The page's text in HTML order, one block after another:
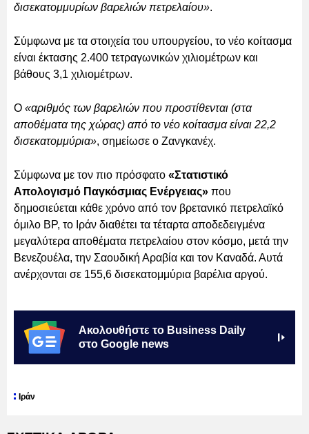
δισεκατομμυρίων βαρελιών πετρελαίου».
Σύμφωνα με τα στοιχεία του υπουργείου, το νέο κοίτασμα
είναι έκτασης 2.400 τετραγωνικών χιλιομέτρων και
βάθους 3,1 χιλιομέτρων.
Ο «αριθμός των βαρελιών που προστίθενται (στα
αποθέματα της χώρας) από το νέο κοίτασμα είναι 22,2
δισεκατομμύρια», σημείωσε ο Ζανγκανέχ.
Σύμφωνα με τον πιο πρόσφατο «Στατιστικό
Απολογισμό Παγκόσμιας Ενέργειας» που
δημοσιεύεται κάθε χρόνο από τον βρετανικό πετρελαϊκό
όμιλο BP, το Ιράν διαθέτει τα τέταρτα αποδεδειγμένα
μεγαλύτερα αποθέματα πετρελαίου στον κόσμο, μετά την
Βενεζουέλα, την Σαουδική Αραβία και τον Καναδά. Αυτά
ανέρχονται σε 155,6 δισεκατομμύρια βαρέλια αργού.
Ακολουθήστε το Business Daily
στο Google news
Ιράν